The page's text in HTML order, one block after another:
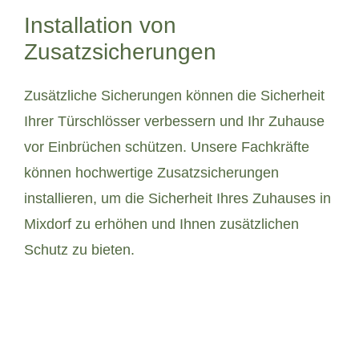
Installation von
Zusatzsicherungen
Zusätzliche Sicherungen können die Sicherheit
Ihrer Türschlösser verbessern und Ihr Zuhause
vor Einbrüchen schützen. Unsere Fachkräfte
können hochwertige Zusatzsicherungen
installieren, um die Sicherheit Ihres Zuhauses in
Mixdorf zu erhöhen und Ihnen zusätzlichen
Schutz zu bieten.